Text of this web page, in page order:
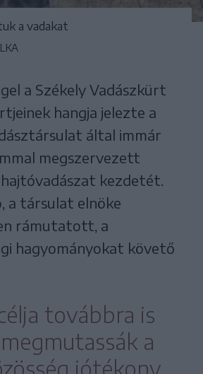
a vadakat
a Székely Vadászkürt
hangja jelezte a
által immár
megszervezett
kezdetét.
a társulat elnöke
rámutatott, a
hagyományokat követő
továbbra is
a
jótékony